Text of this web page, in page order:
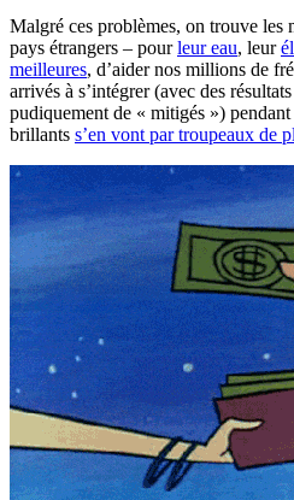
Malgré ces problèmes, on trouve les
pays étrangers – pourleur eau, leur
meilleures, d’aider nos millions de
arrivés à s’intégrer (avec des
pudiquement de « mitigés »)
brillants s’en vont par troupeaux de